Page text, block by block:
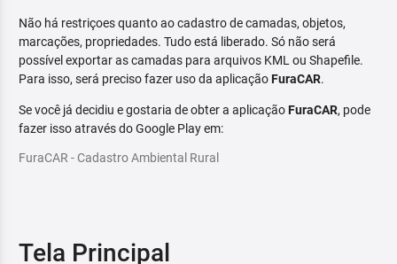
Não há restriçoes quanto ao cadastro de camadas, objetos,
marcações, propriedades. Tudo está liberado. Só não será
possível exportar as camadas para arquivos KML ou Shapefile.
Para isso, será preciso fazer uso da aplicaçãoFuraCAR.
Se você já decidiu e gostaria de obter a aplicaçãoFuraCAR, pode
fazer isso através do Google Play em:
FuraCAR - Cadastro Ambiental Rural
Tela Principal